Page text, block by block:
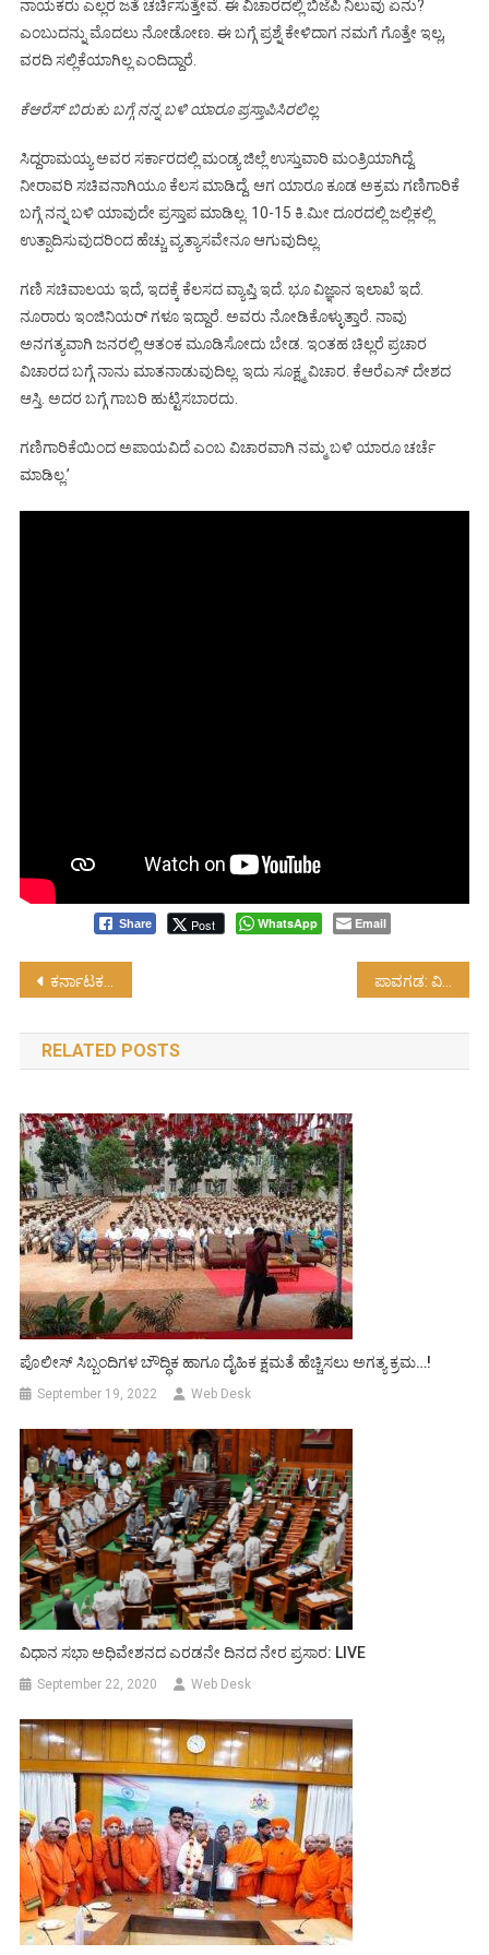
ನಾಯಕರು ಎಲ್ಲರ ಜತೆ ಚರ್ಚಿಸುತ್ತೇವೆ. ಈ ವಿಚಾರದಲ್ಲಿ ಬಿಜೆಪಿ ನಿಲುವು ಏನು?
ಎಂಬುದನ್ನು ಮೊದಲು ನೋಡೋಣ. ಈ ಬಗ್ಗೆ ಪ್ರಶ್ನೆ ಕೇಳಿದಾಗ ನಮಗೆ ಗೊತ್ತೇ ಇಲ್ಲ,
ವರದಿ ಸಲ್ಲಿಕೆಯಾಗಿಲ್ಲ ಎಂದಿದ್ದಾರೆ.
ಕೆಆರೆಸ್ ಬಿರುಕು ಬಗ್ಗೆ ನನ್ನ ಬಳಿ ಯಾರೂ ಪ್ರಸ್ತಾಪಿಸಿರಲಿಲ್ಲ
ಸಿದ್ದರಾಮಯ್ಯ ಅವರ ಸರ್ಕಾರದಲ್ಲಿ ಮಂಡ್ಯ ಜಿಲ್ಲೆ ಉಸ್ತುವಾರಿ ಮಂತ್ರಿಯಾಗಿದ್ದೆ.
ನೀರಾವರಿ ಸಚಿವನಾಗಿಯೂ ಕೆಲಸ ಮಾಡಿದ್ದೆ. ಆಗ ಯಾರೂ ಕೂಡ ಅಕ್ರಮ ಗಣಿಗಾರಿಕೆ
ಬಗ್ಗೆ ನನ್ನ ಬಳಿ ಯಾವುದೇ ಪ್ರಸ್ತಾಪ ಮಾಡಿಲ್ಲ. 10-15 ಕಿ.ಮೀ ದೂರದಲ್ಲಿ ಜಲ್ಲಿಕಲ್ಲಿ
ಉತ್ಪಾದಿಸುವುದರಿಂದ ಹೆಚ್ಚು ವ್ಯತ್ಯಾಸವೇನೂ ಆಗುವುದಿಲ್ಲ.
ಗಣಿ ಸಚಿವಾಲಯ ಇದೆ, ಇದಕ್ಕೆ ಕೆಲಸದ ವ್ಯಾಪ್ತಿ ಇದೆ. ಭೂ ವಿಜ್ಞಾನ ಇಲಾಖೆ ಇದೆ.
ನೂರಾರು ಇಂಜಿನಿಯರ್ ಗಳೂ ಇದ್ದಾರೆ. ಅವರು ನೋಡಿಕೊಳ್ಳುತ್ತಾರೆ. ನಾವು
ಅನಗತ್ಯವಾಗಿ ಜನರಲ್ಲಿ ಆತಂಕ ಮೂಡಿಸೋದು ಬೇಡ. ಇಂತಹ ಚಿಲ್ಲರೆ ಪ್ರಚಾರ
ವಿಚಾರದ ಬಗ್ಗೆ ನಾನು ಮಾತನಾಡುವುದಿಲ್ಲ. ಇದು ಸೂಕ್ಷ್ಮ ವಿಚಾರ. ಕೆಆರೆಎಸ್ ದೇಶದ
ಆಸ್ತಿ. ಅದರ ಬಗ್ಗೆ ಗಾಬರಿ ಹುಟ್ಟಿಸಬಾರದು.
ಗಣಿಗಾರಿಕೆಯಿಂದ ಅಪಾಯವಿದೆ ಎಂಬ ವಿಚಾರವಾಗಿ ನಮ್ಮ ಬಳಿ ಯಾರೂ ಚರ್ಚೆ
ಮಾಡಿಲ್ಲ.’
Share Post WhatsApp Email
Post
navigation
ಕರ್ನಾಟಕದ ನೂತನ ರಾಜ್ಯಪಾಲರಾಗಿ ಥಾವರ್‍ಚಂದ್ ಗೆಹ್ಲೋಟ್ ಪ್ರಮಾಣ ವಚನ….
RELATED POSTS
ಪೊಲೀಸ್ ಸಿಬ್ಬಂದಿಗಳ ಬೌದ್ಧಿಕ ಹಾಗೂ ದೈಹಿಕ ಕ್ಷಮತೆ ಹೆಚ್ಚಿಸಲು ಅಗತ್ಯ ಕ್ರಮ…!
September 19, 2022 Web Desk
ವಿಧಾನ ಸಭಾ ಅಧಿವೇಶನದ ಎರಡನೇ ದಿನದ ನೇರ ಪ್ರಸಾರ: LIVE
September 22, 2020 Web Desk